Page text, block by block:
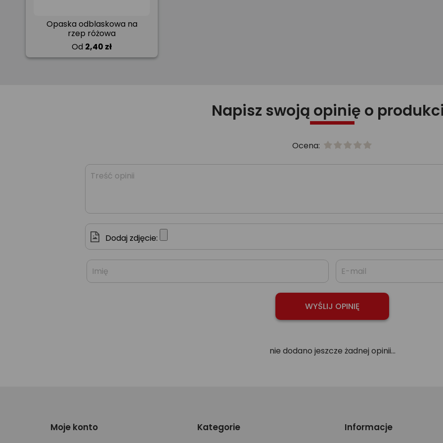
Opaska odblaskowa na
rzep różowa
Od 2,40 zł
Napisz swoją opinię o
Ocena:
Dodaj zdjęcie:
nie dodano jeszcze żadnej opinii...
Moje konto Kategorie Informacje